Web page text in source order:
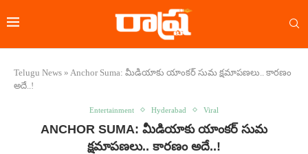
Telugu News » Anchor Suma: మీడియాకు యాంకర్ సుమ క్షమాపణలు.. కారణం
అదే..!
Entertainment Hyderabad Viral
ANCHOR SUMA: మీడియాకు యాంకర్ సుమ
క్షమాపణలు.. కారణం అదే..!